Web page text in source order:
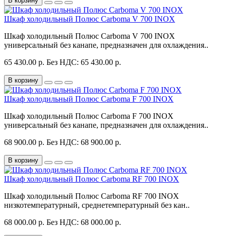
Шкаф холодильный Полюс Carboma V 700 INOX
Шкаф холодильный Полюс Carboma V 700 INOX
универсальный без канапе, предназначен для охлаждения..
65 430.00 р. Без НДС: 65 430.00 р.
В корзину
Шкаф холодильный Полюс Carboma F 700 INOX
Шкаф холодильный Полюс Carboma F 700 INOX
универсальный без канапе, предназначен для охлаждения..
68 900.00 р. Без НДС: 68 900.00 р.
В корзину
Шкаф холодильный Полюс Carboma RF 700 INOX
Шкаф холодильный Полюс Carboma RF 700 INOX
низкотемпературный, среднетемпературный без кан..
68 000.00 р. Без НДС: 68 000.00 р.